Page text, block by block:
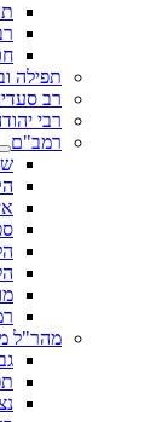
תפילה
רב
רבי
רמב"ם
מהר"ל